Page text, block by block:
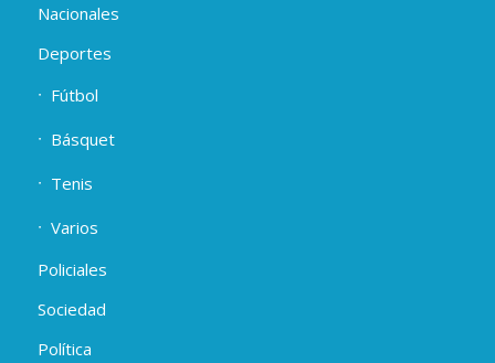
Nacionales
Deportes
Fútbol
Básquet
Tenis
Varios
Policiales
Sociedad
Política